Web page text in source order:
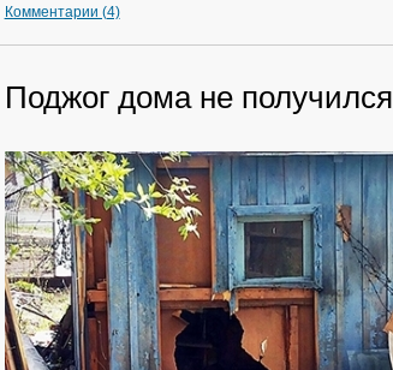
Комментарии (4)
Поджог дома не получился